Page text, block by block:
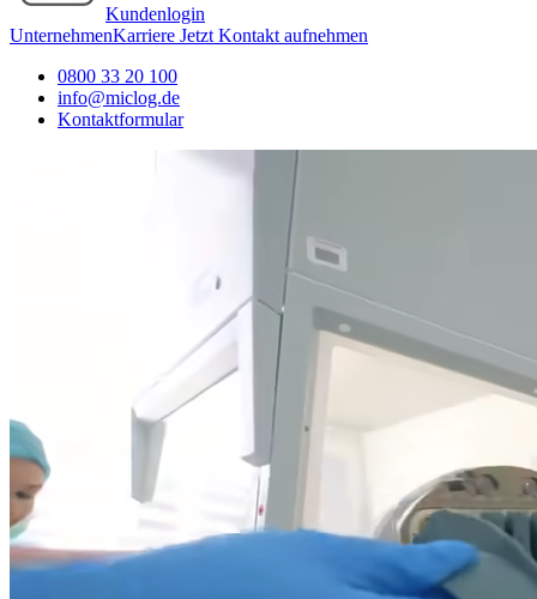
Kundenlogin
UnternehmenKarriere Jetzt Kontakt aufnehmen
0800 33 20 100
info@miclog.de
Kontaktformular